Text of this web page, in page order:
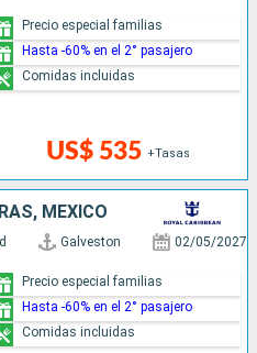
US$ 535 +Tasas
Precio especial familias
Hasta -60% en el 2° pasajero
Comidas incluidas
MÉXICO
Galveston 02/05/2027
Precio especial familias
Hasta -60% en el 2° pasajero
Comidas incluidas